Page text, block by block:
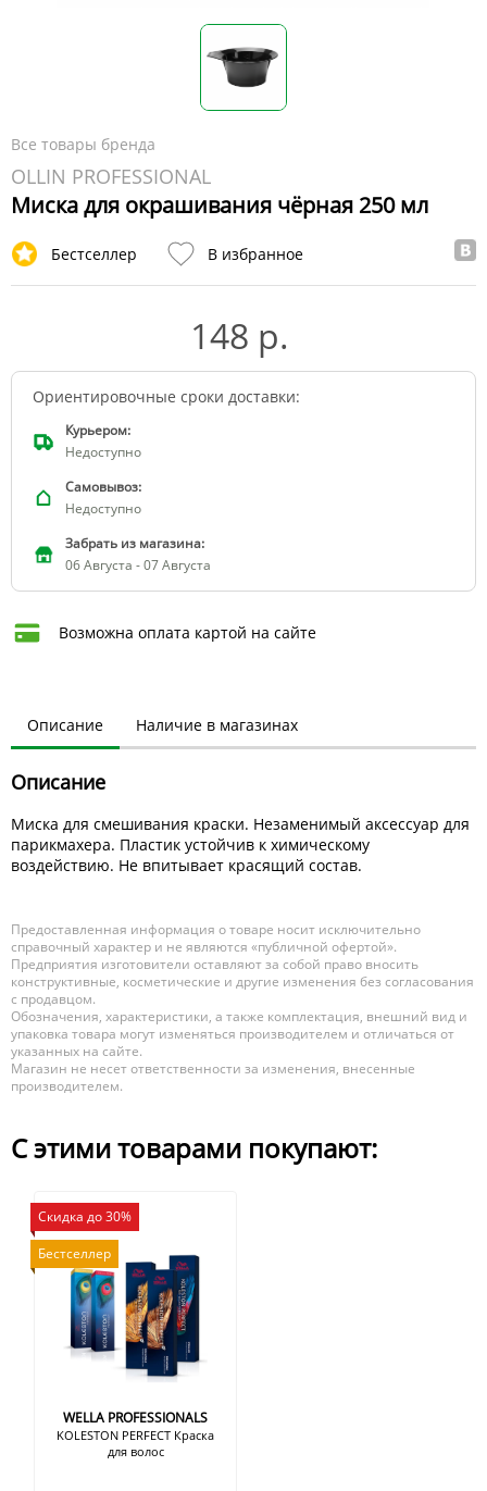
Все товары бренда
OLLIN PROFESSIONAL
Миска для окрашивания чёрная 250 мл
Бестселлер В избранное
148 р.
Ориентировочные сроки доставки:
Курьером:
Недоступно
Самовывоз:
Недоступно
Забрать из магазина:
06 Августа - 07 Августа
Возможна оплата картой на сайте
Описание Наличие в магазинах
Описание
Миска для смешивания краски. Незаменимый аксессуар для
парикмахера. Пластик устойчив к химическому
воздействию. Не впитывает красящий состав.
Предоставленная информация о товаре носит исключительно
справочный характер и не являются «публичной офертой».
Предприятия изготовители оставляют за собой право вносить
конструктивные, косметические и другие изменения без согласования
с продавцом.
Обозначения, характеристики, а также комплектация, внешний вид и
упаковка товара могут изменяться производителем и отличаться от
указанных на сайте.
Магазин не несет ответственности за изменения, внесенные
производителем.
С этими товарами покупают:
Скидка до 30%
Бестселлер
WELLA PROFESSIONALS
KOLESTON PERFECT Краска
для волос